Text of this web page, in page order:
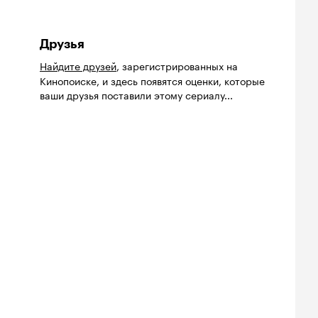
Друзья
Найдите друзей, зарегистрированных на
Кинопоиске, и здесь появятся оценки, которые
ваши друзья поставили этому сериалу...